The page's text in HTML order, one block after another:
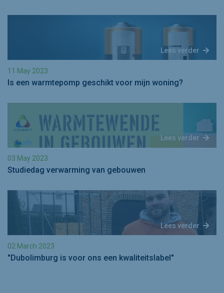
Lees verder
11 May 2023
Is een warmtepomp geschikt voor mijn woning?
Lees verder
03 May 2023
Studiedag verwarming van gebouwen
Lees verder
02 March 2023
"Dubolimburg is voor ons een kwaliteitslabel"